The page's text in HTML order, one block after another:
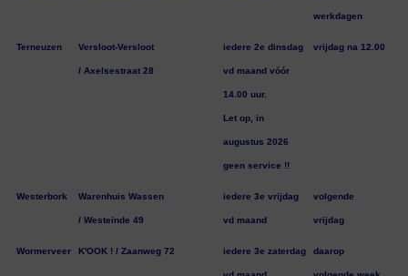
werkdagen
Terneuzen Versloot-Versloot
/ Axelsestraat 28
iedere 2e dinsdag
vd maand vóór
14.00 uur.
Let op, in
augustus 2026
geen service !!
vrijdag na 12.00
Westerbork Warenhuis Wassen
/ Westeinde 49
iedere 3e vrijdag
vd maand
volgende
vrijdag
Wormerveer K'OOK ! / Zaanweg 72 iedere 3e zaterdag daarop